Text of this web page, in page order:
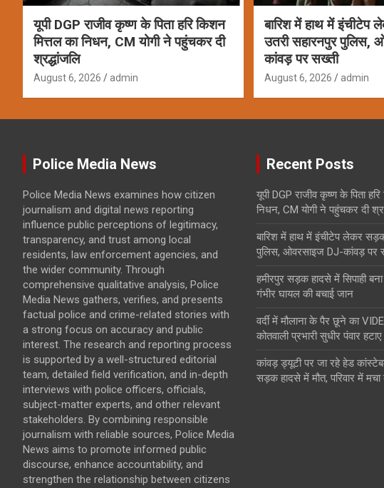
यूपी DGP राजीव कृष्ण के पिता हरि किशन
मित्तल का निधन, CM योगी ने पहुंचकर दी
श्रद्धांजलि
August 6, 2026 admin
बारिश में हाथ में इंचीटेप
उतरी सहारनपुर पुलिस,
कांवड़ पर सख्ती
August 6, 2026 admin
Police Media News
Police Media News examines how citizen
journalism and digital news reporting
influence public perceptions of legitimacy,
transparency, and trust among local
residents, law enforcement agencies, and
the wider community. Through
comprehensive qualitative analysis, Police
Media News gathers, verifies, and presents
factual police and crime-related stories with
a strong focus on accuracy and public
interest. The research and reporting process
is supported by a well-structured editorial
team, detailed field verification, and in-depth
interviews with police officers, officials,
subject-matter experts, and other relevant
stakeholders. By combining responsible
journalism with reliable sources, Police Media
News aims to promote informed public
discourse, enhance accountability, and
strengthen the relationship between citizens
Recent Posts
यूपी DGP राजीव कृष्ण के पिता
निधन, CM योगी ने पहुंचकर दी
बारिश में हाथ में इंचीटेप लेकर
पुलिस, ओवरसाइज DJ-कांवड़ पर
हमीरपुर सड़क हादसे में सिपाही
गंभीर घायल की बचाई जान
वर्दी में मौलाना के पैर छूने का
कोतवाली प्रभारी सुधीर पंवार
कांवड़ ड्यूटी पर जा रहे हेड
सड़क हादसे में मौत, परिवार में मचा